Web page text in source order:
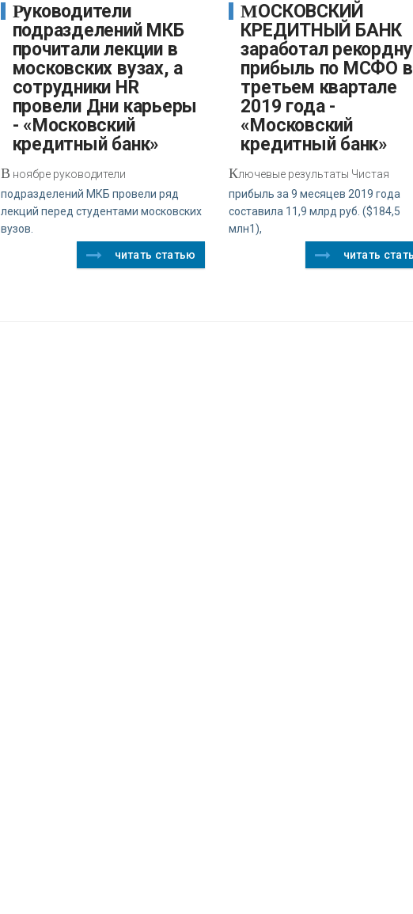
Руководители
подразделений МКБ
прочитали лекции в
московских вузах, а
сотрудники HR
провели Дни карьеры
- «Московский
кредитный банк»
В ноябре руководители
подразделений МКБ провели ряд
лекций перед студентами московских
вузов.
читать статью
МОСКОВСКИЙ
КРЕДИТНЫЙ БАНК
заработал
прибыль по МСФО в
третьем квартале
2019 года -
«Московский
кредитный банк»
Ключевые результаты Чистая
прибыль за 9 месяцев 2019 года
составила 11,9 млрд руб. ($184,5
млн1),
читать